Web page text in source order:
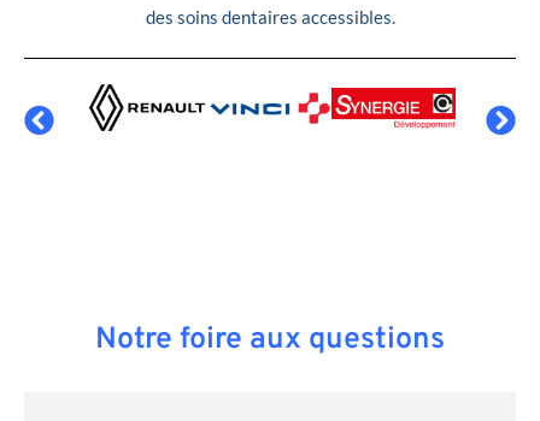
des soins dentaires accessibles.
Notre foire aux questions